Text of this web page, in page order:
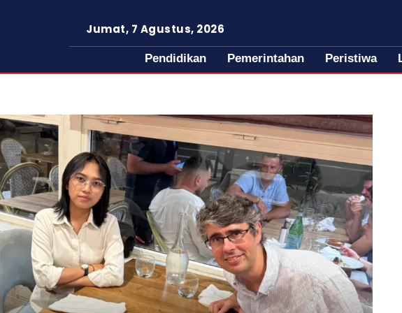
Jumat, 7 Agustus, 2026
Pendidikan Pemerintahan Peristiwa